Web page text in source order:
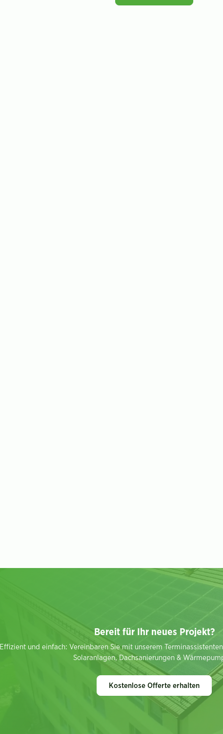
Bereit für Ihr neues Projekt?
Effizient und einfach: Vereinbaren Sie mit unserem
Solaranlagen, Dachsanierungen &
Kostenlose Offerte erhalten